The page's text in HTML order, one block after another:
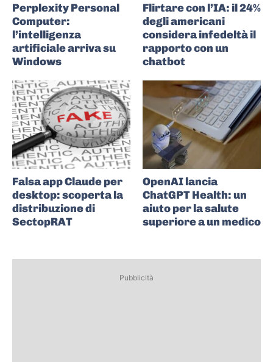
Perplexity Personal
Computer:
l’intelligenza
artificiale arriva su
Windows
Flirtare con l’IA: il 24%
degli americani
considera infedeltà il
rapporto con un
chatbot
Falsa app Claude per
desktop: scoperta la
distribuzione di
SectopRAT
OpenAI lancia
ChatGPT Health: un
aiuto per la salute
superiore a un medico
Pubblicità